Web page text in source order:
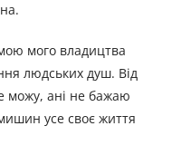
мого владицтва
людських душ. Від
можу, ані не бажаю
усе своє життя